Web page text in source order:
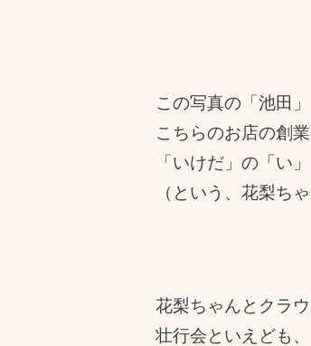
この写真の「池田
こちらのお店の創業
「いけだ」の「い
（という、花梨ち
花梨ちゃんとクラ
壮行会といえども